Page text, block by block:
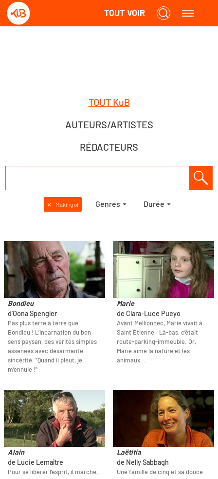
TOUT VOIR
TOUT KuB
AUTEURS/ARTISTES
RÉDACTEURS
✕ Making of Genres Durée
Bondieu
d'Oona Spengler
Pas plus terre à terre que
Bondieu ! L’incarnation du bon
sens paysan, des vérités simples
assénées avec désarmante
sincérité. "Quand il pleut, je
m’ennuie !"
Marie
de Clara-Luce Pueyo
Avant Mellionnec, Marie vivait à
Saint Étienne : Là-bas, c’était
route-parking-immeuble. Or,
Marie aime la nature et les
animaux...
Alain
de Lucie Lemaître
Pour se libérer l’esprit, il marche,
Laëtitia
de Nelly Sabbagh
Une famille de cinq et sa douce